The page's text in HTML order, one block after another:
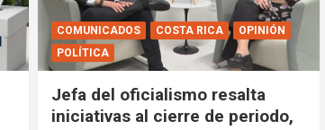
COMUNICADOS COSTA RICA
OPINIÓN
POLÍTICA
Jefa del oficialismo resalta
iniciativas al cierre de periodo,